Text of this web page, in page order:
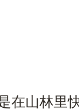
在山林里